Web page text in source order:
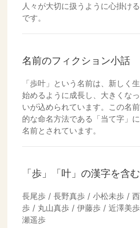
人々が大切に扱うように心掛け
です。
名前のフィクション小話
「歩叶」という名前は、新しく
始めるように成長し、大きくな
いが込められています。この名
的な命名方法である「当て字」
名前とされています。
「歩」「叶」の漢字を含
長尾歩 / 長野真歩 / 小松未歩 /
歩 / 丸山真歩 / 伊藤歩 / 近澤美
瀬遥歩